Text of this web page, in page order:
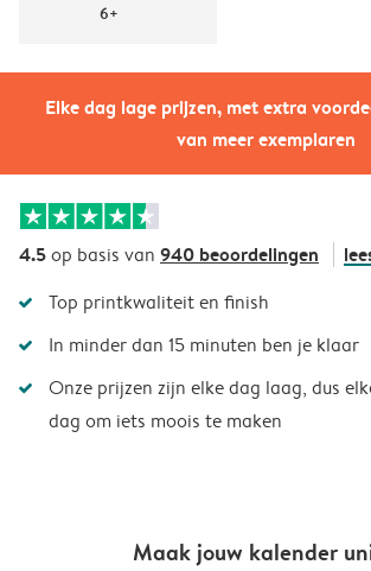
Elke dag lage prijzen, met extra
van meer exemplaren
6+
4.5op basis van 940 beoordelingen
Top printkwaliteit en finish
In minder dan 15 minuten ben je klaar
Onze prijzen zijn elke dag laag, dus
dag om iets moois te maken
Maak jouw kalender